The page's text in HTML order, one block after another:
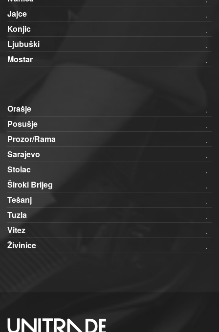
Jajce
Konjic
Ljubuški
Mostar
Orašje
Posušje
Prozor/Rama
Sarajevo
Stolac
Široki Brijeg
Tešanj
Tuzla
Vitez
Živinice